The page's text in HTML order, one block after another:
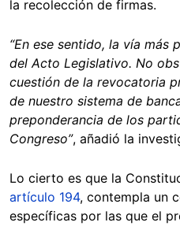
la recolección de firmas.
“En ese sentido, la vía más
del Acto Legislativo. No
cuestión de la revocatoria
de nuestro sistema de
preponderancia de los
Congreso”, añadió la
Lo cierto es que la
artículo 194, contempla un
específicas por las que el